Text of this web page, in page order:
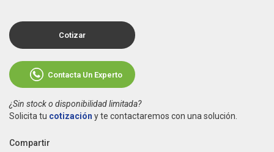
Cotizar
Contacta Un Experto
¿Sin stock o disponibilidad limitada?
Solicita tu cotización y te contactaremos con una solución.
Compartir